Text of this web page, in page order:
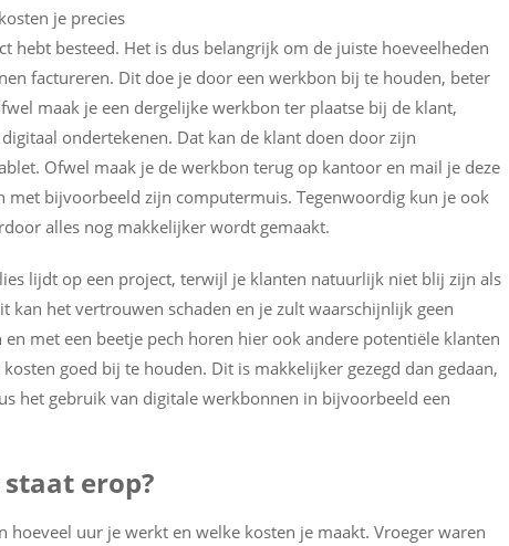
je precies
hebt besteed. Het is dus belangrijk om de juiste hoeveelheden
factureren. Dit doe je door een werkbon bij te houden, beter
maak je een dergelijke werkbon ter plaatse bij de klant,
ondertekenen. Dat kan de klant doen door zijn
Ofwel maak je de werkbon terug op kantoor en mail je deze
met bijvoorbeeld zijn computermuis. Tegenwoordig kun je ook
alles nog makkelijker wordt gemaakt.
lijdt op een project, terwijl je klanten natuurlijk niet blij zijn als
kan het vertrouwen schaden en je zult waarschijnlijk geen
met een beetje pech horen hier ook andere potentiële klanten
goed bij te houden. Dit is makkelijker gezegd dan gedaan,
het gebruik van digitale werkbonnen in bijvoorbeeld een
erop?
uur je werkt en welke kosten je maakt. Vroeger waren